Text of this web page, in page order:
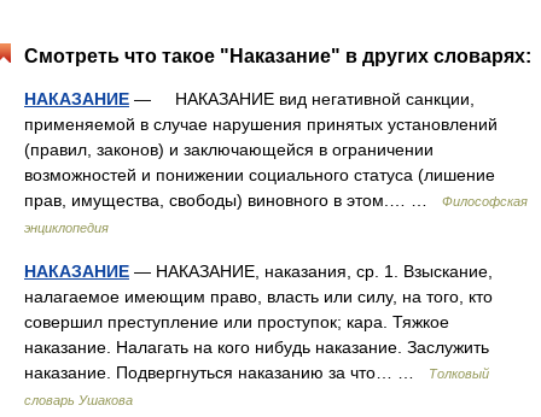
Смотреть что такое "Наказание" в других словарях:
НАКАЗАНИЕ — НАКАЗАНИЕ вид негативной санкции,
применяемой в случае нарушения принятых установлений
(правил, законов) и заключающейся в ограничении
возможностей и понижении социального статуса (лишение
прав, имущества, свободы) виновного в этом.… …
Философская
энциклопедия
НАКАЗАНИЕ — НАКАЗАНИЕ, наказания, ср. 1. Взыскание,
налагаемое имеющим право, власть или силу, на того, кто
совершил преступление или проступок; кара. Тяжкое
наказание. Налагать на кого нибудь наказание. Заслужить
наказание. Подвергнуться наказанию за что… …
Толковый
словарь Ушакова